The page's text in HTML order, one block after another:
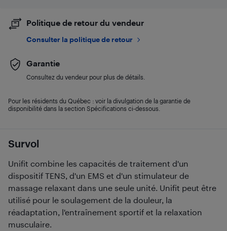
Survol
Unifit combine les capacités de traitement d'un
dispositif TENS, d'un EMS et d'un stimulateur de
massage relaxant dans une seule unité. Unifit peut être
utilisé pour le soulagement de la douleur, la
réadaptation, l'entraînement sportif et la relaxation
musculaire.
Politique de retour du vendeur
Consulter la politique de retour
Garantie
Consultez du vendeur pour plus de détails.
Pour les résidents du Québec : voir la divulgation de la garantie de
disponibilité dans la section Spécifications ci-dessous.